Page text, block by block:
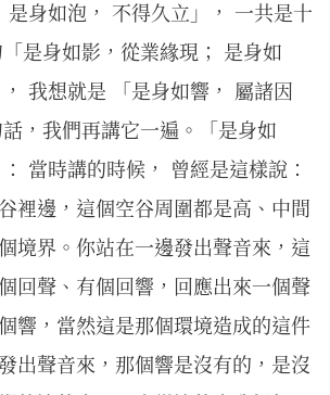
是身如泡， 不得久立」， 一共是十
是身如影，從業緣現； 是身如
我想就是 「是身如響， 屬諸因
，我們再講它一遍。「是身如
當時講的時候， 曾經是這樣說：
裡邊，這個空谷周圍都是高、中間
境界。你站在一邊發出聲音來，這
回聲、有個回響，回應出來一個聲
響，當然這是那個環境造成的這件
出聲音來，那個響是沒有的，是沒